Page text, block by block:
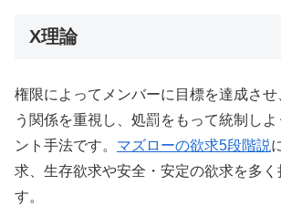
X理論
権限によってメンバーに目標を達成さ
う関係を重視し、処罰をもって統制し
ント手法です。 マズローの欲求5段階説
求、生存欲求や安全・安定の欲求を多く
す。